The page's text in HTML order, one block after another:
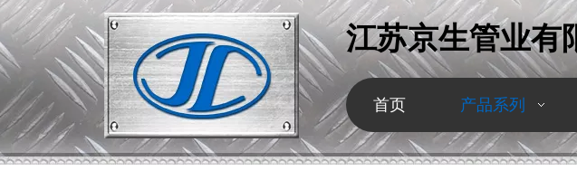
江苏京生管业有
首页 产品系列